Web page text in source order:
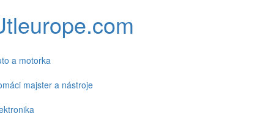
a motorka
majster a nástroje